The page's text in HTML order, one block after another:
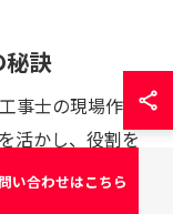
秘訣
事士の現場作業
活かし、役割を
す。また、コミ
い合わせはこちら